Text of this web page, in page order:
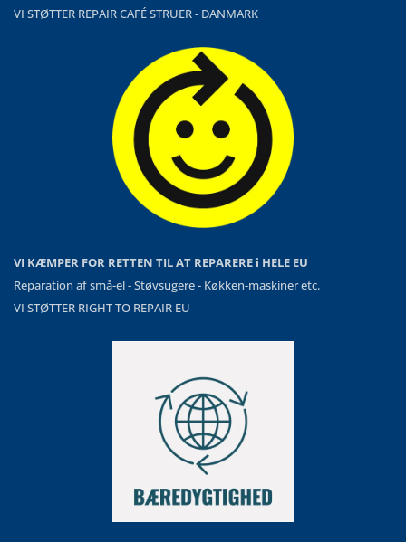
VI STØTTER REPAIR CAFÉ STRUER - DANMARK
VI KÆMPER FOR RETTEN TIL AT REPARERE i HELE EU
Reparation af små-el - Støvsugere - Køkken-maskiner etc.
VI STØTTER RIGHT TO REPAIR EU